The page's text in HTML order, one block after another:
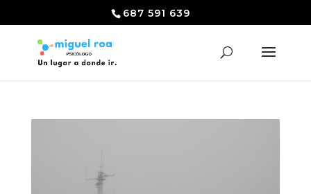
687 591 639